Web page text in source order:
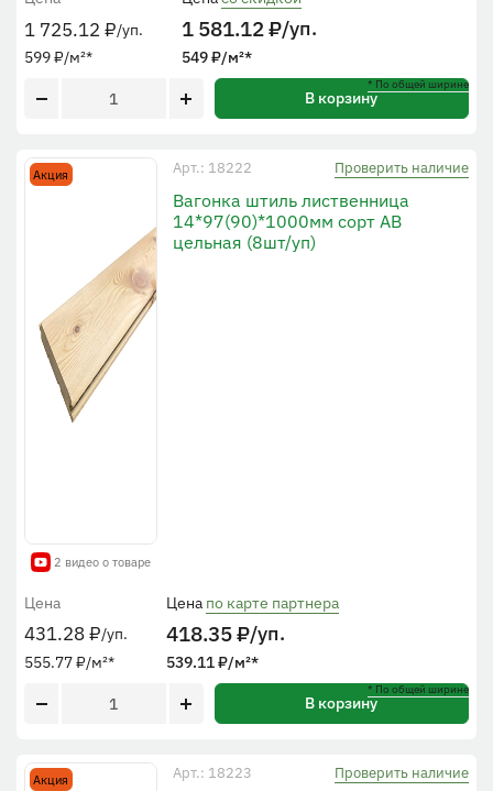
1 725.12 ₽/уп.
599₽/м²*
1 581.12₽/уп.
549₽/м²*
* По общей ширине
В корзину
Акция
2 видео о товаре
Арт.: 18222 Проверить наличие
Вагонка штиль лиственница
14*97(90)*1000мм сорт AB
цельная (8шт/уп)
Цена
431.28₽/уп.
555.77₽/м²*
Цена по карте партнера
418.35₽/уп.
539.11₽/м²*
* По общей ширине
В корзину
Акция Арт.: 18223 Проверить наличие